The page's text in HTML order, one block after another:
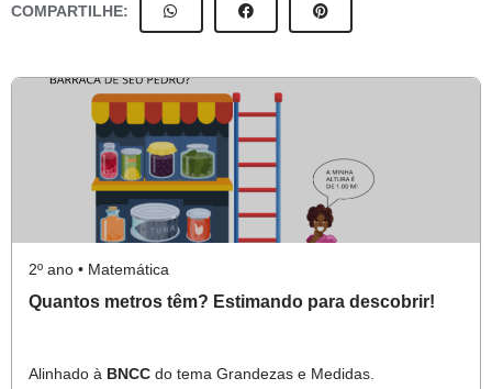
COMPARTILHE:
2º ano • Matemática
Quantos metros têm? Estimando para descobrir!
Alinhado à BNCC do tema Grandezas e Medidas.